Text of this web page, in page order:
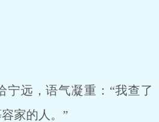
远，语气凝重：“我查了
家的人。”